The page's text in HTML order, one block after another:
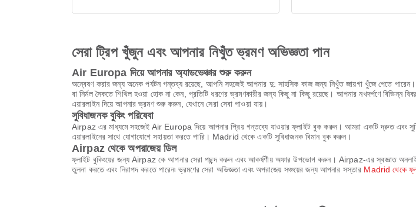
সেরা ট্রিপ খুঁজুন এবং আপনার নিখুঁত ভ্রমণ অভিজ্ঞতা পান
Air Europa দিয়ে আপনার অ্যাডভেঞ্চার শুরু করুন
অন্বেষণ করার জন্য অনেক পর্যটন গন্তব্য রয়েছে, আপনি সহজেই আপনার দু: সাহসিক কাজ জন্য নিখুঁত জায়গা খুঁজে পেতে পারেন।
বা নির্মল সৈকতে শিথিল হওয়া হোক না কেন, প্রতিটি ধরণের ভ্রমণকারীর জন্য কিছু না কিছু রয়েছে। আপনার নখদর্পণে
এয়ারলাইন দিয়ে আপনার ভ্রমণ শুরু করুন, যেখানে সেরা সেবা পাওয়া যায়।
সুবিধাজনক বুকিং পরিষেবা
Airpaz এর মাধ্যমে সহজেই Air Europa দিয়ে আপনার প্রিয় গন্তব্যে যাওয়ার ফ্লাইট বুক করুন। আমরা একটি দ্রুত এবং
এয়ারলাইনের সাথে যোগাযোগে সহায়তা করতে পারি। Madrid থেকে একটি সুবিধাজনক বিমান বুক করুন।
Airpaz থেকে অপরাজেয় ডিল
ফ্লাইট বুকিংয়ের জন্য Airpaz কে আপনার সেরা পছন্দ করুন এবং আকর্ষণীয় অফার উপভোগ করুন। Airpaz-এর স্বজ্ঞাত
তুলনা করতে এবং নিরাপদ করতে পারেন৷ ভ্রমণের সেরা অভিজ্ঞতা এবং অপরাজেয় সঞ্চয়ের জন্য আপনার সস্তার Madrid থেকে